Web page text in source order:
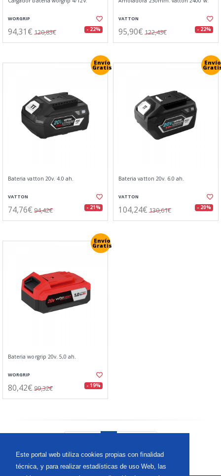
Este portal web utiliza cookies propias con finalidad
técnica, y para realizar estadísticas de uso Web, las
WORGRIP
94,31€ 120,83€ - 22%
VATTON
95,90€ 122,43€ - 22%
Envío
Gratis
Bateria vatton 20v. 4.0 ah.
VATTON
74,76€ 94,42€ - 21%
Envío
Bateria vatton 20v. 6.0 ah.
VATTON
104,24€ 130,61€ - 20%
Envío
Gratis
Bateria worgrip 20v. 5,0 ah.
WORGRIP
80,42€ 99,32€ - 19%